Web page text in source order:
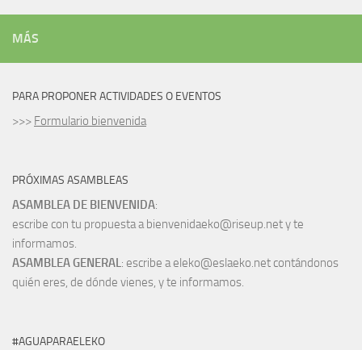
MÁS
PARA PROPONER ACTIVIDADES O EVENTOS
>>> Formulario bienvenida
PRÓXIMAS ASAMBLEAS
ASAMBLEA DE BIENVENIDA:
escribe con tu propuesta a bienvenidaeko@riseup.net y te
informamos.
ASAMBLEA GENERAL: escribe a eleko@eslaeko.net contándonos
quién eres, de dónde vienes, y te informamos.
#AGUAPARAELEKO